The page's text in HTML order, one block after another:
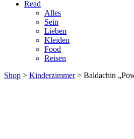
Read
Alles
Sein
Lieben
Kleiden
Food
Reisen
Shop > Kinderzimmer> Baldachin